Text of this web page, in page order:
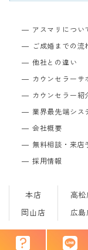
アスマリについ
ご成婚までの流
他社との違い
カウンセラーサ
カウンセラー紹
業界最先端シス
会社概要
無料相談・来店
採用情報
本店 高松
岡山店
広
Copyright